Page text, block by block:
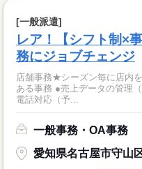
[一般派遣]
レア！【シフト制×
務にジョブチェンジ
店舗事務★シーズン毎に店内
ある事務 ●売上データの管理
電話対応（予...
一般事務・OA事務
愛知県名古屋市守山